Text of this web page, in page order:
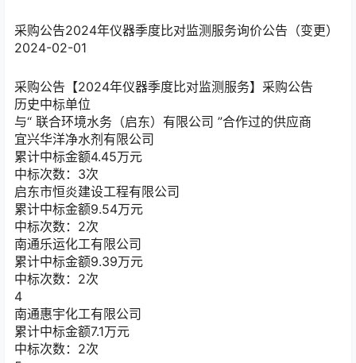
采购公告2024年仪器季度比对监测服务询价公告（变更）
2024-02-01
采购公告 【2024年仪器季度比对监测服务】采购公告
历史中标单位
与“ 联合环境水务（启东）有限公司 ”合作过的供应商
宜兴华洋净水剂有限公司
累计中标金额4.45万元
中标次数：3次
启东市恒炎建设工程有限公司
累计中标金额9.54万元
中标次数：2次
南通乐运化工有限公司
累计中标金额9.39万元
中标次数：2次
4
南通惠宇化工有限公司
累计中标金额7.1万元
中标次数：2次